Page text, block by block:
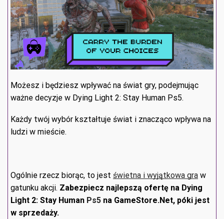
Możesz i będziesz wpływać na świat gry, podejmując
ważne decyzje w Dying Light 2: Stay Human Ps5.
Każdy twój wybór kształtuje świat i znacząco wpływa na
ludzi w mieście.
Ogólnie rzecz biorąc, to jest świetna i wyjątkowa gra w
gatunku akcji. Zabezpiecz najlepszą ofertę na Dying
Light 2: Stay Human Ps5 na GameStore.Net, póki jest
w sprzedaży.